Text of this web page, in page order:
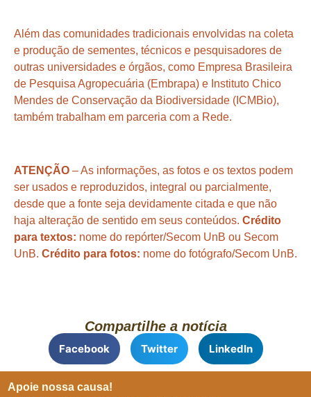
Além das comunidades tradicionais envolvidas na coleta
e produção de sementes, técnicos e pesquisadores de
outras universidades e órgãos, como Empresa Brasileira
de Pesquisa Agropecuária (Embrapa) e Instituto Chico
Mendes de Conservação da Biodiversidade (ICMBio),
também trabalham em parceria com a Rede.
ATENÇÃO – As informações, as fotos e os textos podem
ser usados e reproduzidos, integral ou parcialmente,
desde que a fonte seja devidamente citada e que não
haja alteração de sentido em seus conteúdos. Crédito
para textos: nome do repórter/Secom UnB ou Secom
UnB. Crédito para fotos: nome do fotógrafo/Secom UnB.
Compartilhe a notícia
Facebook Twitter LinkedIn
Apoie nossa causa!